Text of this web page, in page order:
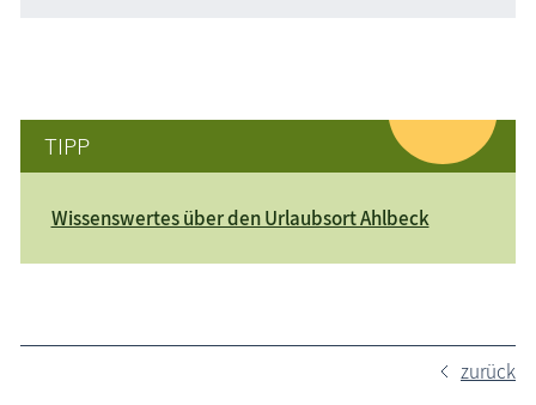
TIPP
Wissenswertes über den Urlaubsort Ahlbeck
zurück